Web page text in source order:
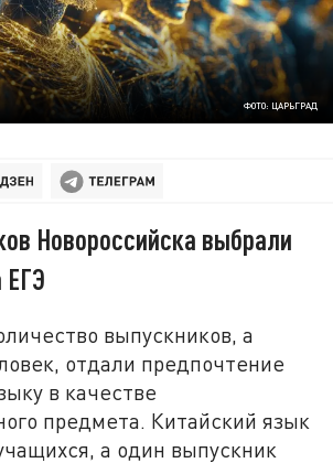
ФОТО: ЦАРЬГРАД
Новороссийска выбрали
ЕГЭ
выпускников, а
отдали предпочтение
в качестве
предмета. Китайский язык
а один выпускник